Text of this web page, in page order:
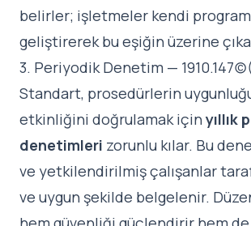
belirler; işletmeler kendi
geliştirerek bu eşiğin üzerine
3. Periyodik Denetim —
Standart, prosedürlerin
etkinliğini doğrulamak için yıllık
denetimleri zorunlu kılar. Bu
ve yetkilendirilmiş çalışanlar
ve uygun şekilde belgelenir.